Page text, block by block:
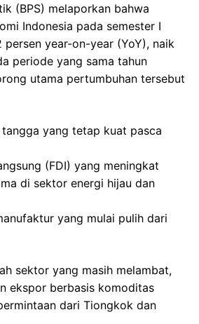
(BPS) melaporkan bahwa
Indonesia pada semester I
year-on-year (YoY), naik
periode yang sama tahun
utama pertumbuhan tersebut
tangga yang tetap kuat pasca
(FDI) yang meningkat
di sektor energi hijau dan
yang mulai pulih dari
sektor yang masih melambat,
ekspor berbasis komoditas
dari Tiongkok dan